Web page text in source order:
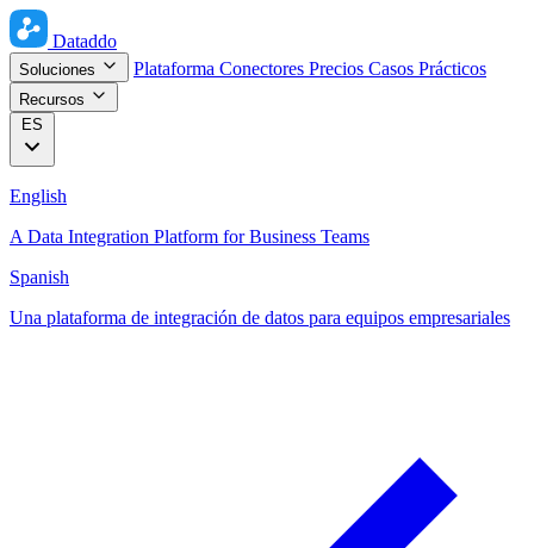
Dataddo
Soluciones Plataforma Conectores Precios Casos Prácticos
Recursos
ES
English
A Data Integration Platform for Business Teams
Spanish
Una plataforma de integración de datos para equipos empresariales